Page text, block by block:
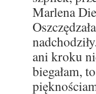
Marlena
ani kroku
biegałam,